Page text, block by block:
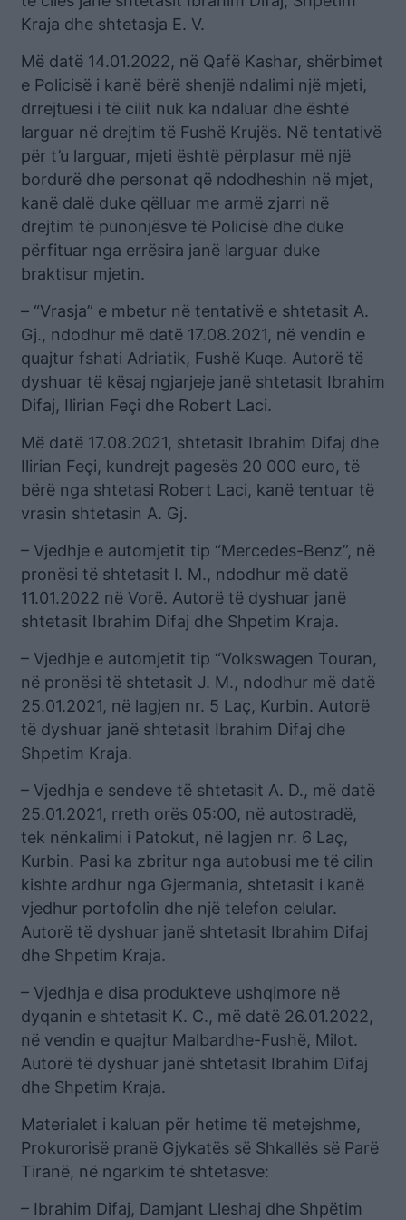
Kraja dhe shtetasja E. V.
Më datë 14.01.2022, në Qafë Kashar, shërbimet
e Policisë i kanë bërë shenjë ndalimi një mjeti,
drrejtuesi i të cilit nuk ka ndaluar dhe është
larguar në drejtim të Fushë Krujës. Në tentativë
për t’u larguar, mjeti është përplasur më një
bordurë dhe personat që ndodheshin në mjet,
kanë dalë duke qëlluar me armë zjarri në
drejtim të punonjësve të Policisë dhe duke
përfituar nga errësira janë larguar duke
braktisur mjetin.
– “Vrasja” e mbetur në tentativë e shtetasit A.
Gj., ndodhur më datë 17.08.2021, në vendin e
quajtur fshati Adriatik, Fushë Kuqe. Autorë të
dyshuar të kësaj ngjarjeje janë shtetasit Ibrahim
Difaj, Ilirian Feçi dhe Robert Laci.
Më datë 17.08.2021, shtetasit Ibrahim Difaj dhe
Ilirian Feçi, kundrejt pagesës 20 000 euro, të
bërë nga shtetasi Robert Laci, kanë tentuar të
vrasin shtetasin A. Gj.
– Vjedhje e automjetit tip “Mercedes-Benz”, në
pronësi të shtetasit I. M., ndodhur më datë
11.01.2022 në Vorë. Autorë të dyshuar janë
shtetasit Ibrahim Difaj dhe Shpetim Kraja.
– Vjedhje e automjetit tip “Volkswagen Touran,
në pronësi të shtetasit J. M., ndodhur më datë
25.01.2021, në lagjen nr. 5 Laç, Kurbin. Autorë
të dyshuar janë shtetasit Ibrahim Difaj dhe
Shpetim Kraja.
– Vjedhja e sendeve të shtetasit A. D., më datë
25.01.2021, rreth orës 05:00, në autostradë,
tek nënkalimi i Patokut, në lagjen nr. 6 Laç,
Kurbin. Pasi ka zbritur nga autobusi me të cilin
kishte ardhur nga Gjermania, shtetasit i kanë
vjedhur portofolin dhe një telefon celular.
Autorë të dyshuar janë shtetasit Ibrahim Difaj
dhe Shpetim Kraja.
– Vjedhja e disa produkteve ushqimore në
dyqanin e shtetasit K. C., më datë 26.01.2022,
në vendin e quajtur Malbardhe-Fushë, Milot.
Autorë të dyshuar janë shtetasit Ibrahim Difaj
dhe Shpetim Kraja.
Materialet i kaluan për hetime të metejshme,
Prokurorisë pranë Gjykatës së Shkallës së Parë
Tiranë, në ngarkim të shtetasve:
– Ibrahim Difaj, Damjant Lleshaj dhe Shpëtim